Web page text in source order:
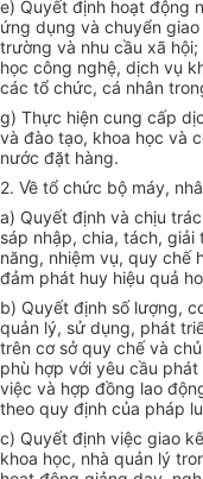
e) Quyết định hoạt động
ứng dụng và chuyển
trường và nhu cầu xã
học công nghệ, dịch vụ
các tổ chức, cá nhân
g) Thực hiện cung cấp
và đào tạo, khoa học và
nước đặt hàng.
2. Về tổ chức bộ máy,
a) Quyết định và chịu
sáp nhập, chia, tách,
năng, nhiệm vụ, quy chế
đảm phát huy hiệu quả
b) Quyết định số lượng,
quản lý, sử dụng, phát
trên cơ sở quy chế và
phù hợp với yêu cầu
việc và hợp đồng lao
theo quy định của pháp
c) Quyết định việc giao
khoa học, nhà quản lý